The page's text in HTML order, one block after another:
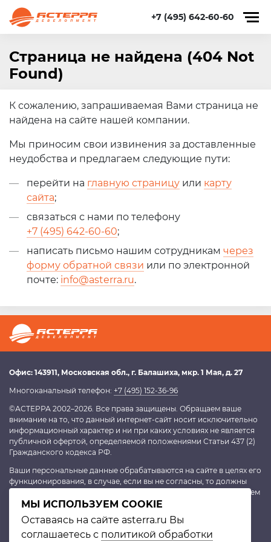
+7 (495) 642-60-60
Страница не найдена (404 Not
Found)
К сожалению, запрашиваемая Вами страница не
найдена на сайте нашей компании.
Мы приносим свои извинения за доставленные
неудобства и предлагаем следующие пути:
перейти на главную страницуили карту
сайта;
связаться с нами по телефону
+7 (495) 642-60-60;
написать письмо нашим сотрудникам через
форму обратной связи или по электронной
почте: info@asterra.ru.
Офис: 143911, Московская обл., г. Балашиха, мкр. 1 Мая, д. 27
Многоканальный телефон: +7 (495) 152-36-96
©АСТЕРРА 2002–2026. Все права защищены. Обращаем ваше
внимание на то, что данный интернет-сайт носит исключительно
информационный характер и ни при каких условиях не является
публичной офертой, определяемой положениями Статьи 437 (2)
Гражданского кодекса РФ.
Ваши персональные данные обрабатываются на сайте в целях его
функционирования, в случае, если вы не согласны, то должны
покинуть сайт. В противном случае это будет являться согласием
на обработку персональных данных, согласно
конфиденциальности
МЫ ИСПОЛЬЗУЕМ COOKIE
Оставаясь на сайте asterra.ru Вы
соглашаетесь с политикой обработки